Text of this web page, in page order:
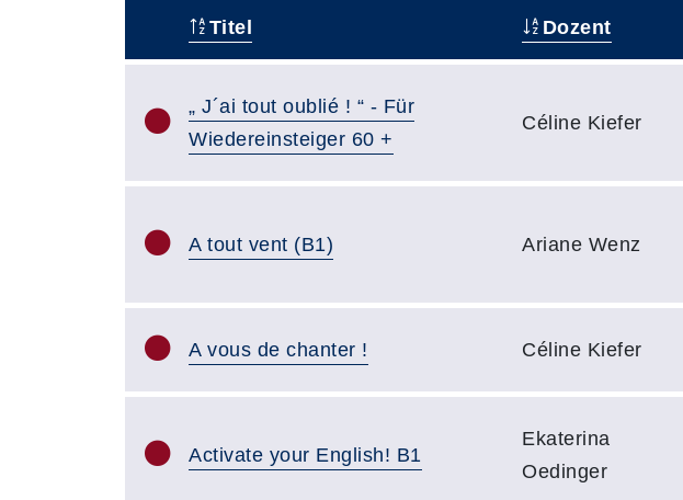
Titel Dozent
„ J´ai tout oublié ! “ - Für
Wiedereinsteiger 60 +
Céline Kiefer
A tout vent (B1) Ariane Wenz
A vous de chanter ! Céline Kiefer
Activate your English! B1
Ekaterina
Oedinger